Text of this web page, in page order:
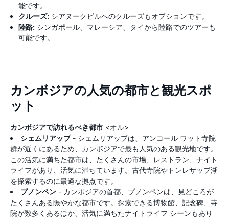
能です。
クルーズ: シアヌークビルへのクルーズもオプションです。
陸路: シンガポール、マレーシア、タイから陸路でのツアーも
可能です。
カンボジアの人気の都市と観光スポ
ット
カンボジアで訪れるべき都市 <オル>
シェムリアップ- シェムリアップは、アンコール ワット寺院
群が近くにあるため、カンボジアで最も人気のある観光地です。
この活気に満ちた都市は、たくさんの市場、レストラン、ナイト
ライフがあり、活気に満ちています。古代寺院やトンレサップ湖
を探索するのに最適な拠点です。
プノンペン - カンボジアの首都、プノンペンは、見どころが
たくさんある賑やかな都市です。探索できる博物館、記念碑、寺
院が数多くあるほか、活気に満ちたナイトライフ シーンもあり